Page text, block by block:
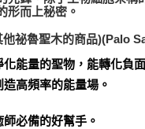
形而上秘密。
他祕魯聖木的商品)(Palo
能量的聖物，能轉化負
高頻率的能量場。
必備的好幫手。